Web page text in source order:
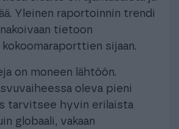
Yleinen raportoinnin trendi
tietoon
sijaan.
on moneen lähtöön.
oleva pieni
tarvitsee hyvin erilaista
globaali, vakaan